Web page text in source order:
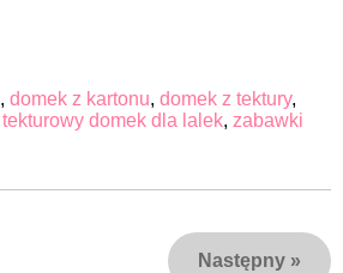
, domek z kartonu, domek z tektury,
tekturowy domek dla lalek, zabawki
Następny »